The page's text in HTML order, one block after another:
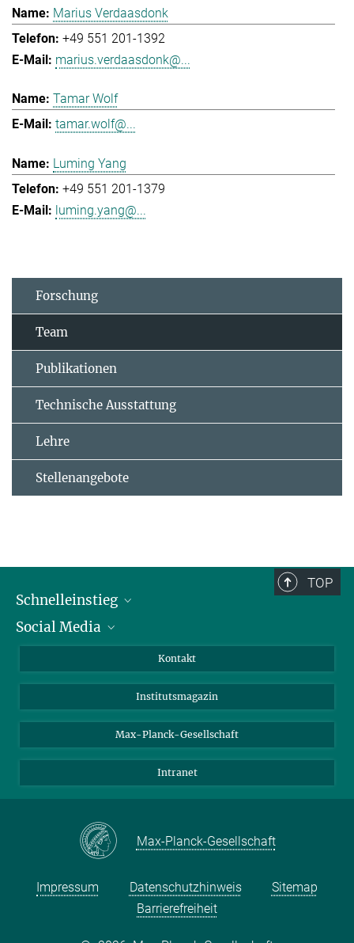
Marius Verdaasdonk
+49 551 201-1392
marius.verdaasdonk@...
Tamar Wolf
tamar.wolf@...
Luming Yang
+49 551 201-1379
luming.yang@...
Forschung
Team
Publikationen
Technische Ausstattung
Lehre
Stellenangebote
TOP
Schnelleinstieg
Alumni
Schulen
Studierende
Social Media
Facebook
YouTube
Kontakt
Institutsmagazin
Max-Planck-Gesellschaft
Intranet
Max-Planck-Gesellschaft
Impressum Datenschutzhinweis
Sitemap
Barrierefreiheit